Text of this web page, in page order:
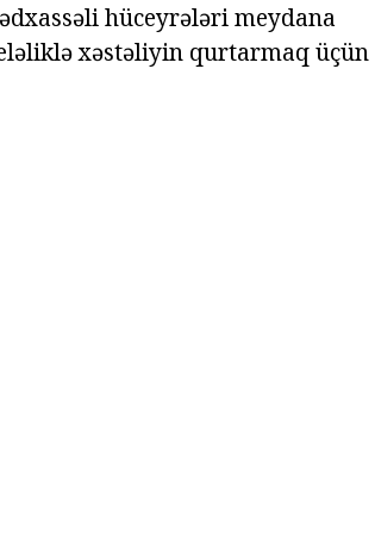
hüceyrələri meydana
xəstəliyin qurtarmaq üçün